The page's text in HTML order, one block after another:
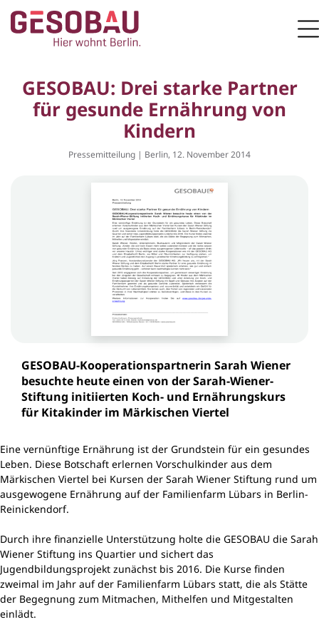
ZUM HAUPTINHALT SPRINGEN
Zur Startseite
GESOBAU: Drei starke Partner
für gesunde Ernährung von
Kindern
Pressemitteilung | Berlin, 12. November 2014
GESOBAU-Kooperationspartnerin Sarah Wiener
besuchte heute einen von der Sarah-Wiener-
Stiftung initiierten Koch- und Ernährungskurs
für Kitakinder im Märkischen Viertel
Eine vernünftige Ernährung ist der Grundstein für ein gesundes
Leben. Diese Botschaft erlernen Vorschulkinder aus dem
Märkischen Viertel bei Kursen der Sarah Wiener Stiftung rund um
ausgewogene Ernährung auf der Familienfarm Lübars in Berlin-
Reinickendorf.
Durch ihre finanzielle Unterstützung holte die GESOBAU die Sarah
Wiener Stiftung ins Quartier und sichert das
Jugendbildungsprojekt zunächst bis 2016. Die Kurse finden
zweimal im Jahr auf der Familienfarm Lübars statt, die als Stätte
der Begegnung zum Mitmachen, Mithelfen und Mitgestalten
einlädt.